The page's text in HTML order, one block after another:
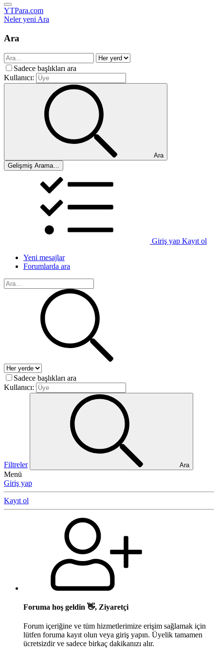
YTPara.com
Neler yeniAra
Ara
Sadece başlıkları ara
Kullanıcı:
Ara
Gelişmiş Arama…
Giriş yap Kayıt ol
Yeni mesajlar
Forumlarda ara
Sadece başlıkları ara
Kullanıcı:
Filtreler Ara
Menü
Giriş yap
Kayıt ol
Foruma hoş geldin 👋, Ziyaretçi
Forum içeriğine ve tüm hizmetlerimize erişim sağlamak için
lütfen foruma kayıt olun veya giriş yapın. Üyelik tamamen
ücretsizdir ve sadece birkaç dakikanızı alır.